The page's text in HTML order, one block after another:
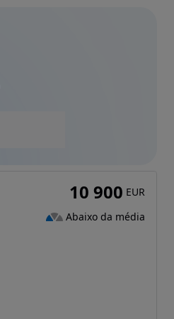
10 900 EUR
Abaixo da média